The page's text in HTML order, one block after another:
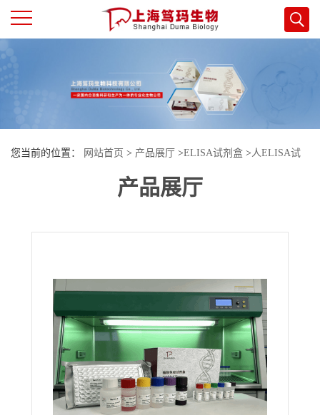
页
司
您当前的位置： 网站首页 > 产品展厅 >ELISA试剂盒 >人ELISA试
人（Human）酪氨酸酶（TyR）ELISA检测试剂盒
产品展厅